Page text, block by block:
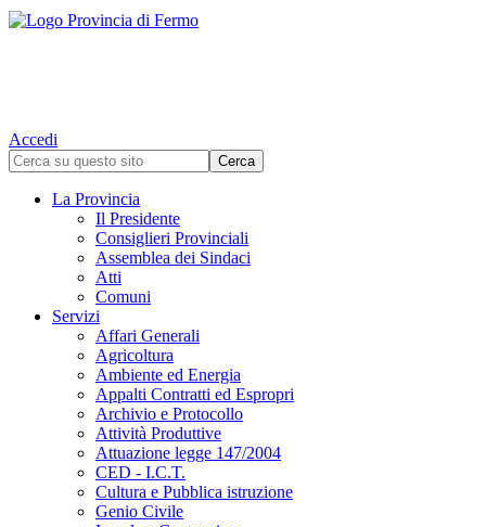
Accedi
La Provincia
Il Presidente
Consiglieri Provinciali
Assemblea dei Sindaci
Atti
Comuni
Servizi
Affari Generali
Agricoltura
Ambiente ed Energia
Appalti Contratti ed Espropri
Archivio e Protocollo
Attività Produttive
Attuazione legge 147/2004
CED - I.C.T.
Cultura e Pubblica istruzione
Genio Civile